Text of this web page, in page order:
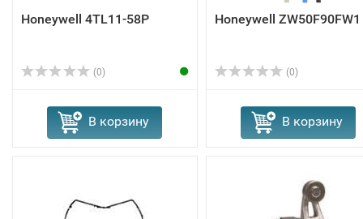
Honeywell 4TL11-58P
(0)
В корзину
Honeywell ZW50F90FW1
(0)
В корзину